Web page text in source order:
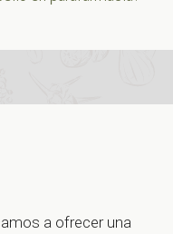
a ofrecer una